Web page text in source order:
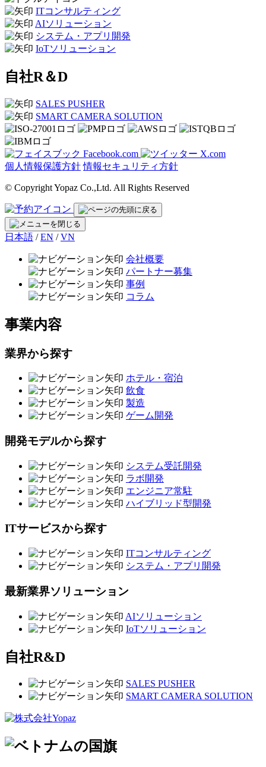
ITコンサルティング
AIソリューション
システム・アプリ開発
IoTソリューション
自社R＆D
SALES PUSHER
SMART CAMERA SOLUTION
Facebook.com
X.com
個人情報保護方針 情報セキュリティ方針
© Copyright Yopaz Co.,Ltd. All Rights Reserved
日本語 / EN / VN
会社概要
パートナー募集
事例
コラム
事業内容
業界から探す
ホテル・宿泊
飲食
製造
ゲーム開発
開発モデルから探す
システム受託開発
ラボ開発
エンジニア常駐
ハイブリッド型開発
ITサービスから探す
ITコンサルティング
システム・アプリ開発
最新業界ソリューション
AIソリューション
IoTソリューション
自社R&D
SALES PUSHER
SMART CAMERA SOLUTION